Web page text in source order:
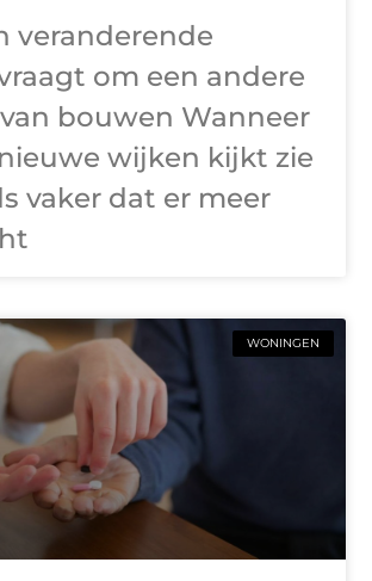
veranderende
om een andere
bouwen Wanneer
wijken kijkt zie
vaker dat er meer
WONINGEN